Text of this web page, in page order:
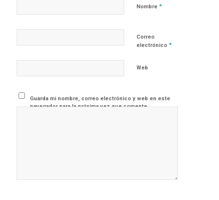
Nombre *
Correo
electrónico *
Web
Guarda mi nombre, correo electrónico y web en este
navegador para la próxima vez que comente.